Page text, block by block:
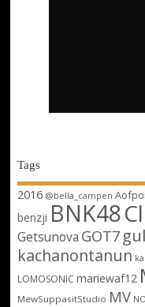
Tags
2016 @bella_campen
benzji BNK48
Getsunova GOT7
kachanontanun
LOMOSONIC mariewaf12
MewSuppasitStudio MV